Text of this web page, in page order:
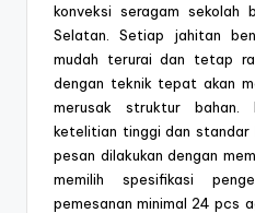
konveksi seragam sekolah
Selatan. Setiap jahitan
mudah terurai dan tetap
dengan teknik tepat akan
merusak struktur bahan.
ketelitian tinggi dan standar
pesan dilakukan dengan
memilih spesifikasi
pemesanan minimal 24 pcs